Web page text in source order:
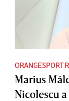
Marius
Nicolescu